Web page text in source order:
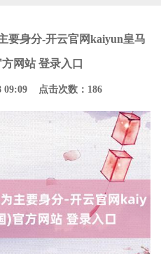
要身分-开云官网kaiyun皇马
网站 登录入口
09:09 点击次数：186